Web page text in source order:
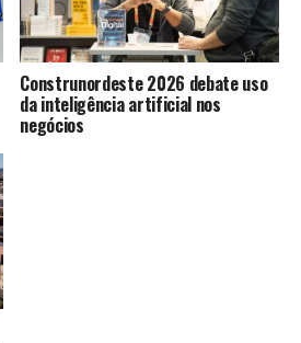
Construnordeste 2026 debate uso
da inteligência artificial nos
negócios